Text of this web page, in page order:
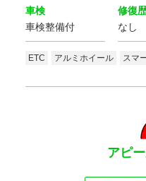
車検
車検整備付
修復
なし
ETC アルミホイール スマ
アピ